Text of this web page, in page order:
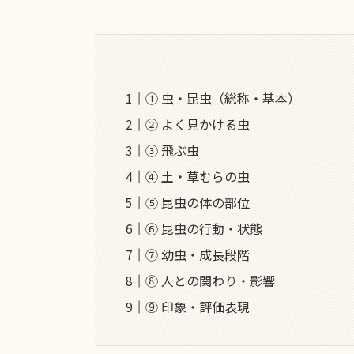
① 虫・昆虫（総称・基本）
② よく見かける虫
③ 飛ぶ虫
④ 土・草むらの虫
⑤ 昆虫の体の部位
⑥ 昆虫の行動・状態
⑦ 幼虫・成長段階
⑧ 人との関わり・影響
⑨ 印象・評価表現